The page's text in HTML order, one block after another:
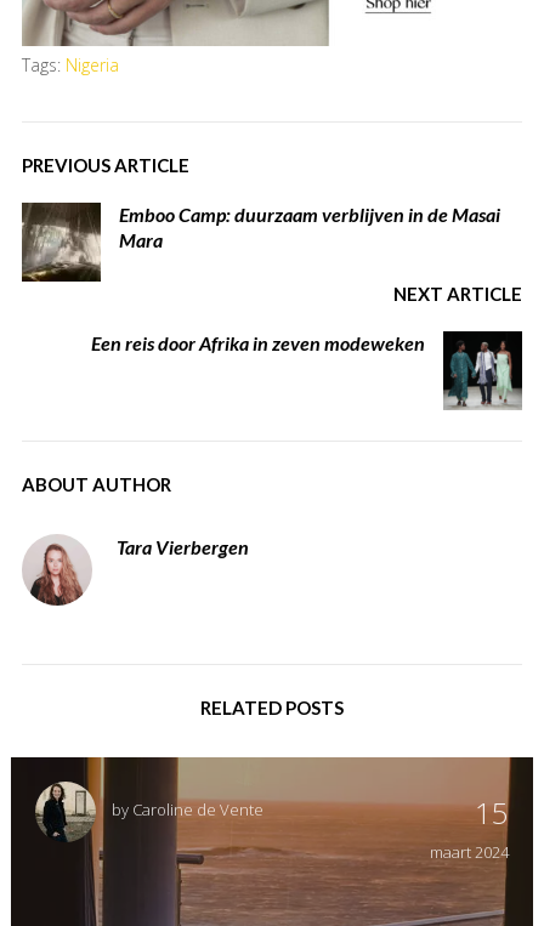
Tags: Nigeria
PREVIOUS ARTICLE
Emboo Camp: duurzaam verblijven in de Masai
Mara
NEXT ARTICLE
Een reis door Afrika in zeven modeweken
ABOUT AUTHOR
Tara Vierbergen
RELATED POSTS
by Caroline de Vente 15
maart2024